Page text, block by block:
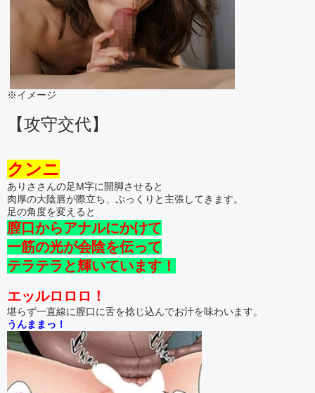
※イメージ
【攻守交代】
クンニ
ありささんの足M字に開脚させると
肉厚の大陰唇が際立ち、ぷっくりと主張してきます。
足の角度を変えると
膣口からアナルにかけて
一筋の光が会陰を伝って
テラテラと輝いています！
エッルロロロ！
堪らず一直線に膣口に舌を捻じ込んでお汁を味わいます。
うんままっ！